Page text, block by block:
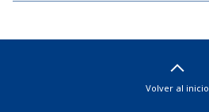
Volver al inicio